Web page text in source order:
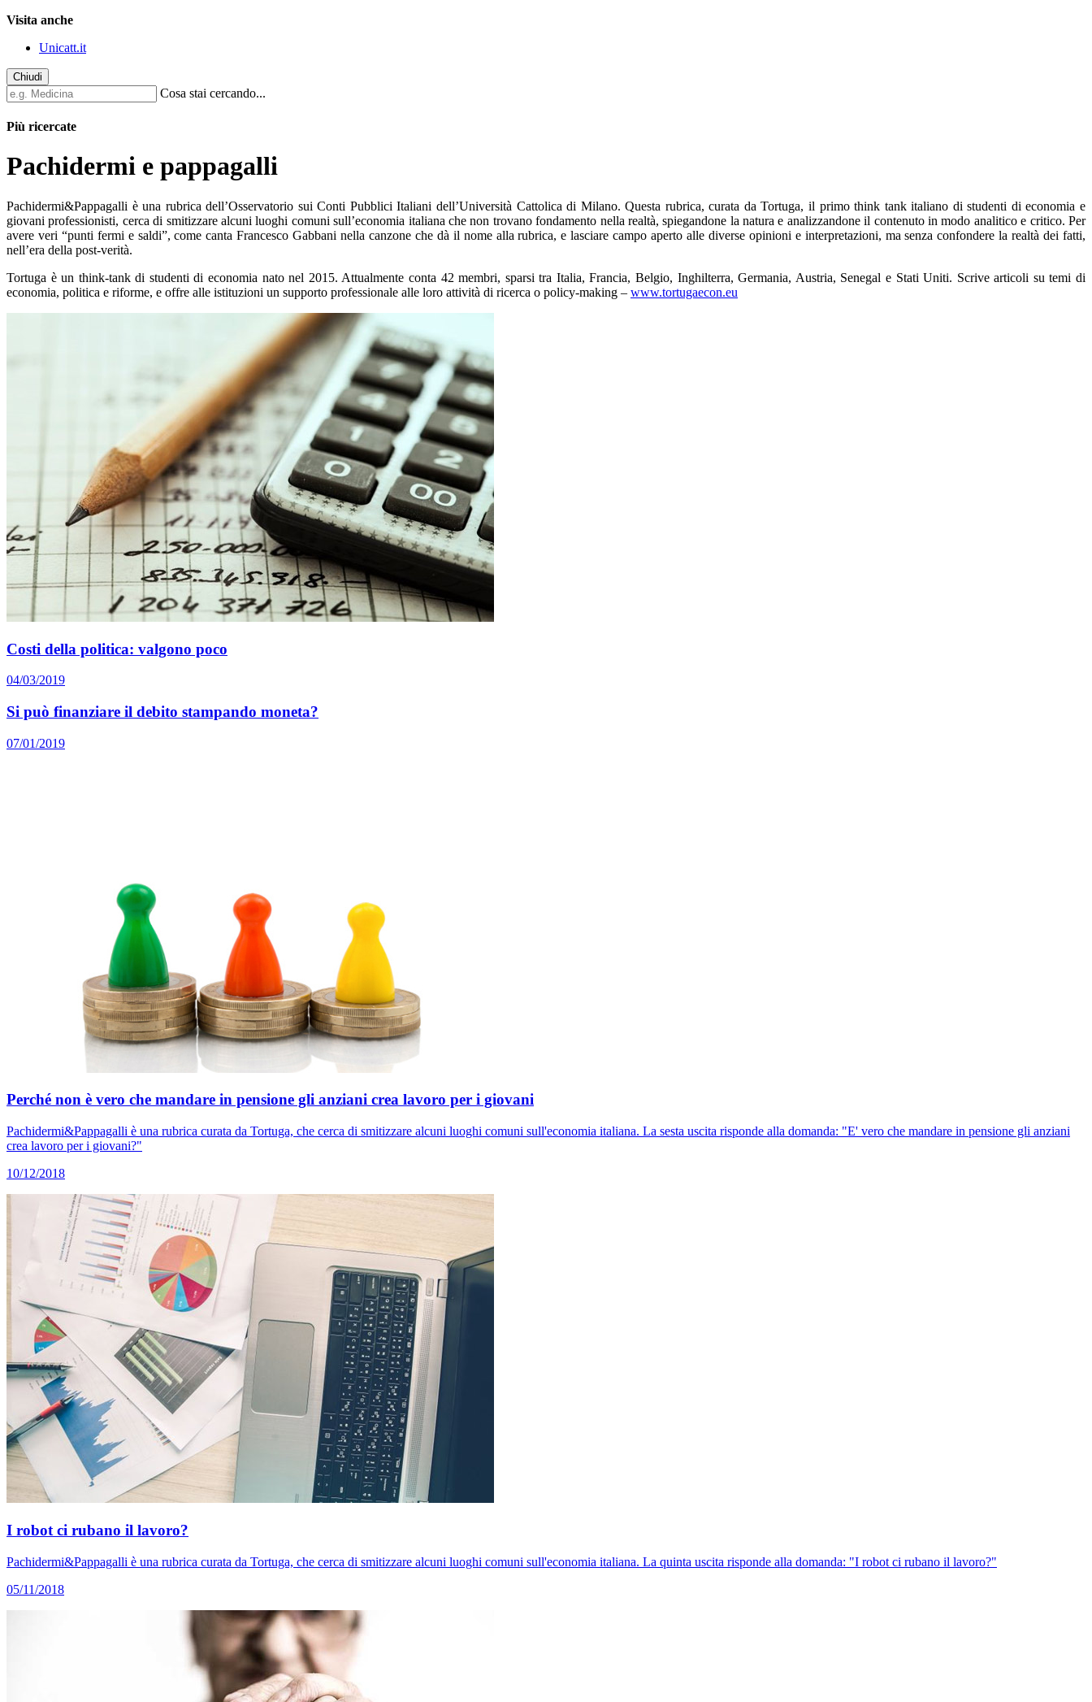
Visita anche
Unicatt.it
Chiudi
Cosa stai cercando...
Più ricercate
Pachidermi e pappagalli
Pachidermi&Pappagalli è una rubrica dell’Osservatorio sui Conti Pubblici Italiani dell’Università Cattolica di Milano. Questa rubrica, curata da Tortuga, il primo think tank italiano di studenti di economia e
giovani professionisti, cerca di smitizzare alcuni luoghi comuni sull’economia italiana che non trovano fondamento nella realtà, spiegandone la natura e analizzandone il contenuto in modo analitico e critico. Per
avere veri “punti fermi e saldi”, come canta Francesco Gabbani nella canzone che dà il nome alla rubrica, e lasciare campo aperto alle diverse opinioni e interpretazioni, ma senza confondere la realtà dei fatti,
nell’era della post-verità.
Tortuga è un think-tank di studenti di economia nato nel 2015. Attualmente conta 42 membri, sparsi tra Italia, Francia, Belgio, Inghilterra, Germania, Austria, Senegal e Stati Uniti. Scrive articoli su temi di
economia, politica e riforme, e offre alle istituzioni un supporto professionale alle loro attività di ricerca o policy-making – www.tortugaecon.eu
Costi della politica: valgono poco
04/03/2019
Si può finanziare il debito stampando moneta?
07/01/2019
Perché non è vero che mandare in pensione gli anziani crea lavoro per i giovani
Pachidermi&Pappagalli è una rubrica curata da Tortuga, che cerca di smitizzare alcuni luoghi comuni sull'economia italiana. La sesta uscita risponde alla domanda: "E' vero che mandare in pensione gli anziani
crea lavoro per i giovani?"
10/12/2018
I robot ci rubano il lavoro?
Pachidermi&Pappagalli è una rubrica curata da Tortuga, che cerca di smitizzare alcuni luoghi comuni sull'economia italiana. La quinta uscita risponde alla domanda: "I robot ci rubano il lavoro?"
05/11/2018